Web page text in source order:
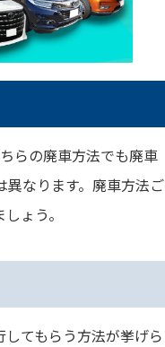
らの廃車方法でも廃車
なります。廃車方法ご
ょう。
てもらう方法が挙げら